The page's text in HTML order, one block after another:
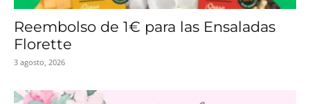
Reembolso de 1€ para las Ensaladas
Florette
3 agosto, 2026